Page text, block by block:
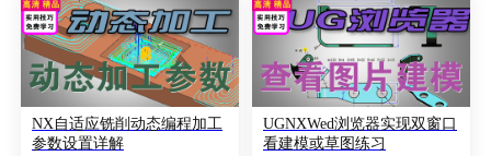
NX自适应铣削动态编程加工
参数设置详解
UGNXWed浏览器实现双窗口
看建模或草图练习